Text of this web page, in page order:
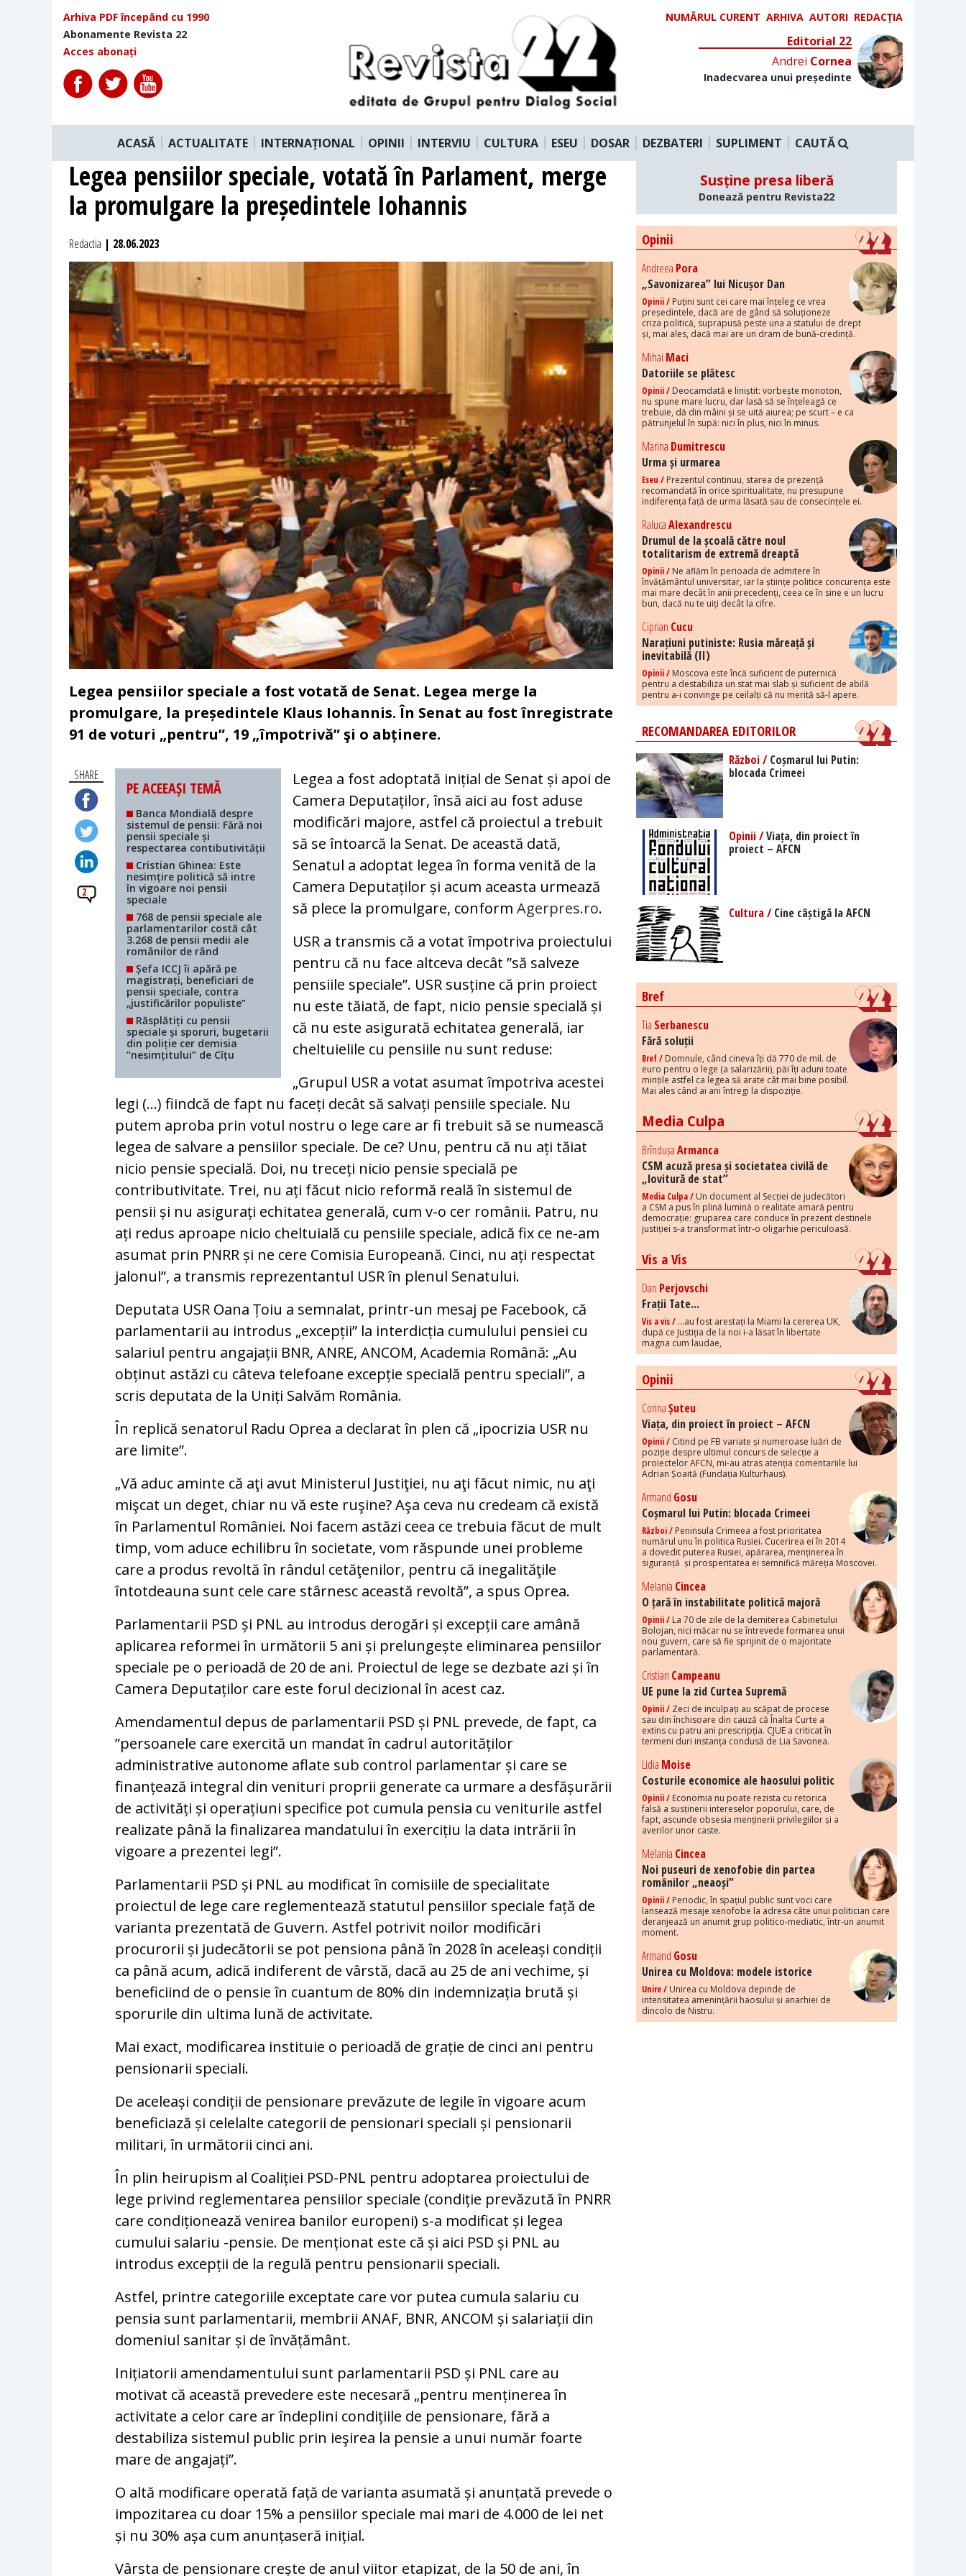
Arhiva PDF începând cu 1990
Abonamente Revista 22
Acces abonați
NUMĂRUL CURENT ARHIVA AUTORI REDACȚIA
Editorial 22
Andrei Cornea
Inadecvarea unui președinte
ACASĂ ACTUALITATE INTERNAȚIONAL OPINII INTERVIU CULTURA ESEU DOSAR DEZBATERI SUPLIMENT CAUTĂ
Legea pensiilor speciale, votată în Parlament, merge
la promulgare la președintele Iohannis
Redactia | 28.06.2023
Legea pensiilor speciale a fost votată de Senat. Legea merge la
promulgare, la președintele Klaus Iohannis. În Senat au fost înregistrate
91 de voturi „pentru”, 19 „împotrivă” şi o abținere.
SHARE
2
PE ACEEAȘI TEMĂ
Banca Mondială despre
sistemul de pensii: Fără noi
pensii speciale și
respectarea contibutivității
Cristian Ghinea: Este
nesimțire politică să intre
în vigoare noi pensii
speciale
768 de pensii speciale ale
parlamentarilor costă cât
3.268 de pensii medii ale
românilor de rând
Șefa ICCJ îi apără pe
magistrați, beneficiari de
pensii speciale, contra
„justificărilor populiste”
Răsplătiți cu pensii
speciale și sporuri, bugetarii
din poliție cer demisia
”nesimțitului” de Cîțu
Legea a fost adoptată inițial de Senat și apoi de
Camera Deputaților, însă aici au fost aduse
modificări majore, astfel că proiectul a trebuit
să se întoarcă la Senat. De această dată,
Senatul a adoptat legea în forma venită de la
Camera Deputaților și acum aceasta urmează
să plece la promulgare, conformAgerpres.ro.
USR a transmis că a votat împotriva proiectului
pentru că nu face altceva decât ”să salveze
pensiile speciale”. USR susține că prin proiect
nu este tăiată, de fapt, nicio pensie specială și
că nu este asigurată echitatea generală, iar
cheltuielile cu pensiile nu sunt reduse:
„Grupul USR a votat asumat împotriva acestei
legi (…) fiindcă de fapt nu faceți decât să salvați pensiile speciale. Nu
putem aproba prin votul nostru o lege care ar fi trebuit să se numească
legea de salvare a pensiilor speciale. De ce? Unu, pentru că nu ați tăiat
nicio pensie specială. Doi, nu treceți nicio pensie specială pe
contributivitate. Trei, nu ați făcut nicio reformă reală în sistemul de
pensii și nu asigurați echitatea generală, cum v-o cer românii. Patru, nu
ați redus aproape nicio cheltuială cu pensiile speciale, adică fix ce ne-am
asumat prin PNRR și ne cere Comisia Europeană. Cinci, nu ați respectat
jalonul”, a transmis reprezentantul USR în plenul Senatului.
Deputata USR Oana Țoiu a semnalat, printr-un mesaj pe Facebook, că
parlamentarii au introdus „excepții” la interdicția cumulului pensiei cu
salariul pentru angajații BNR, ANRE, ANCOM, Academia Română: „Au
obținut astăzi cu câteva telefoane excepție specială pentru speciali”, a
scris deputata de la Uniți Salvăm România.
În replică senatorul Radu Oprea a declarat în plen că „ipocrizia USR nu
are limite”.
„Vă aduc aminte că aţi avut Ministerul Justiţiei, nu aţi făcut nimic, nu aţi
mişcat un deget, chiar nu vă este ruşine? Aşa ceva nu credeam că există
în Parlamentul României. Noi facem astăzi ceea ce trebuia făcut de mult
timp, vom aduce echilibru în societate, vom răspunde unei probleme
care a produs revoltă în rândul cetăţenilor, pentru că inegalităţile
întotdeauna sunt cele care stârnesc această revoltă”, a spus Oprea.
Parlamentarii PSD și PNL au introdus derogări și excepții care amână
aplicarea reformei în următorii 5 ani și prelungește eliminarea pensiilor
speciale pe o perioadă de 20 de ani. Proiectul de lege se dezbate azi și în
Camera Deputaților care este forul decizional în acest caz.
Amendamentul depus de parlamentarii PSD și PNL prevede, de fapt, ca
”persoanele care exercită un mandat în cadrul autorităților
administrative autonome aflate sub control parlamentar și care se
finanțează integral din venituri proprii generate ca urmare a desfășurării
de activități și operațiuni specifice pot cumula pensia cu veniturile astfel
realizate până la finalizarea mandatului în exercițiu la data intrării în
vigoare a prezentei legi”.
Parlamentarii PSD și PNL au modificat în comisiile de specialitate
proiectul de lege care reglementează statutul pensiilor speciale față de
varianta prezentată de Guvern. Astfel potrivit noilor modificări
procurorii și judecătorii se pot pensiona până în 2028 în aceleași condiții
ca până acum, adică indiferent de vârstă, dacă au 25 de ani vechime, și
beneficiind de o pensie în cuantum de 80% din indemnizația brută și
sporurile din ultima lună de activitate.
Mai exact, modificarea instituie o perioadă de grație de cinci ani pentru
pensionarii speciali.
De aceleași condiții de pensionare prevăzute de legile în vigoare acum
beneficiază și celelalte categorii de pensionari speciali și pensionarii
militari, în următorii cinci ani.
În plin heirupism al Coaliției PSD-PNL pentru adoptarea proiectului de
lege privind reglementarea pensiilor speciale (condiție prevăzută în PNRR
care condiționează venirea banilor europeni) s-a modificat și legea
cumului salariu -pensie. De menționat este că și aici PSD și PNL au
introdus excepții de la regulă pentru pensionarii speciali.
Astfel, printre categoriile exceptate care vor putea cumula salariu cu
pensia sunt parlamentarii, membrii ANAF, BNR, ANCOM și salariații din
domeniul sanitar și de învățământ.
Inițiatorii amendamentului sunt parlamentarii PSD și PNL care au
motivat că această prevedere este necesară „pentru menținerea în
activitate a celor care ar îndeplini condițiile de pensionare, fără a
destabiliza sistemul public prin ieşirea la pensie a unui număr foarte
mare de angajați”.
O altă modificare operată față de varianta asumată și anunțată prevede o
impozitarea cu doar 15% a pensiilor speciale mai mari de 4.000 de lei net
și nu 30% așa cum anunțaseră inițial.
Vârsta de pensionare crește de anul viitor etapizat, de la 50 de ani, în
Susține presa liberă
Donează pentru Revista22
Opinii
Andreea Pora
„Savonizarea” lui Nicușor Dan
Opinii / Puțini sunt cei care mai înțeleg ce vrea
președintele, dacă are de gând să soluționeze
criza politică, suprapusă peste una a statului de drept
și, mai ales, dacă mai are un dram de bună-credință.
Mihai Maci
Datoriile se plătesc
Opinii / Deocamdată e liniștit: vorbește monoton,
nu spune mare lucru, dar lasă să se înțeleagă ce
trebuie, dă din mâini și se uită aiurea; pe scurt – e ca
pătrunjelul în supă: nici în plus, nici în minus.
Marina Dumitrescu
Urma și urmarea
Eseu / Prezentul continuu, starea de prezență
recomandată în orice spiritualitate, nu presupune
indiferența față de urma lăsată sau de consecințele ei.
RalucaAlexandrescu
Drumul de la școală către noul
totalitarism de extremă dreaptă
Opinii / Ne aflăm în perioada de admitere în
învățământul universitar, iar la științe politice concurența este
mai mare decât în anii precedenți, ceea ce în sine e un lucru
bun, dacă nu te uiți decât la cifre.
Ciprian Cucu
Narațiuni putiniste: Rusia măreață și
inevitabilă (II)
Opinii / Moscova este încă suficient de puternică
pentru a destabiliza un stat mai slab și suficient de abilă
pentru a-i convinge pe ceilalți că nu merită să-l apere.
RECOMANDAREA EDITORILOR
Război /Coșmarul lui Putin:
blocada Crimeei
Opinii /Viața, din proiect în
proiect – AFCN
Cultura /Cine câștigă la AFCN
Bref
Tia Serbanescu
Fără soluții
Bref / Domnule, când cineva îți dă 770 de mil. de
euro pentru o lege (a salarizării), păi îți aduni toate
mințile astfel ca legea să arate cât mai bine posibil.
Mai ales când ai ani întregi la dispoziție.
Media Culpa
BrîndușaArmanca
CSM acuză presa și societatea civilă de
„lovitură de stat”
Media Culpa / Un document al Secției de judecători
a CSM a pus în plină lumină o realitate amară pentru
democrație: gruparea care conduce în prezent destinele
justiției s-a transformat într-o oligarhie periculoasă.
Vis a Vis
Dan Perjovschi
Frații Tate...
Vis a vis / ...au fost arestați la Miami la cererea UK,
după ce Justiția de la noi i-a lăsat în libertate
magna cum laudae,
Opinii
CorinaȘuteu
Viața, din proiect în proiect – AFCN
Opinii / Citind pe FB variate și numeroase luări de
poziție despre ultimul concurs de selecție a
proiectelor AFCN, mi-au atras atenția comentariile lui
Adrian Șoaită (Fundația Kulturhaus).
Armand Gosu
Coșmarul lui Putin: blocada Crimeei
Război / Peninsula Crimeea a fost prioritatea
numărul unu în politica Rusiei. Cucerirea ei în 2014
a dovedit puterea Rusiei, apărarea, menținerea în
siguranță și prosperitatea ei semnifică măreția Moscovei.
Melania Cincea
O țară în instabilitate politică majoră
Opinii / La 70 de zile de la demiterea Cabinetului
Bolojan, nici măcar nu se întrevede formarea unui
nou guvern, care să fie sprijinit de o majoritate
parlamentară.
Cristian Campeanu
UE pune la zid Curtea Supremă
Opinii / Zeci de inculpați au scăpat de procese
sau din închisoare din cauză că Înalta Curte a
extins cu patru ani prescripția. CJUE a criticat în
termeni duri instanța condusă de Lia Savonea.
Lidia Moise
Costurile economice ale haosului politic
Opinii / Economia nu poate rezista cu retorica
falsă a susținerii intereselor poporului, care, de
fapt, ascunde obsesia menținerii privilegiilor și a
averilor unor caste.
Melania Cincea
Noi puseuri de xenofobie din partea
românilor „neaoși”
Opinii / Periodic, în spațiul public sunt voci care
lansează mesaje xenofobe la adresa câte unui politician care
deranjează un anumit grup politico-mediatic, într-un anumit
moment.
Armand Gosu
Unirea cu Moldova: modele istorice
Unire / Unirea cu Moldova depinde de
intensitatea amenințării haosului și anarhiei de
dincolo de Nistru.